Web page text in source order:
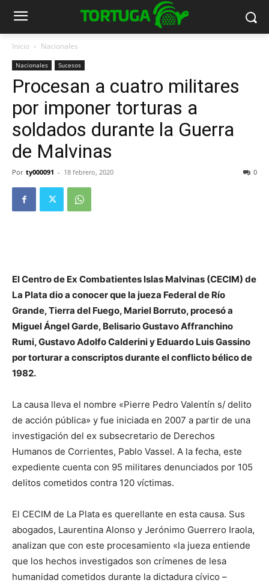
Inicio Nacionales
Nacionales Sucesos
Procesan a cuatro militares
por imponer torturas a
soldados durante la Guerra
de Malvinas
Por ty000091 - 18 febrero, 2020 0
El Centro de Ex Combatientes Islas Malvinas (CECIM) de
La Plata dio a conocer que la jueza Federal de Río
Grande, Tierra del Fuego, Mariel Borruto, procesó a
Miguel Ángel Garde, Belisario Gustavo Affranchino
Rumi, Gustavo Adolfo Calderini y Eduardo Luis Gassino
por torturar a conscriptos durante el conflicto bélico de
1982.
La causa lleva el nombre «Pierre Pedro Valentín s/ delito
de acción pública» y fue iniciada en 2007 a partir de una
investigación del ex subsecretario de Derechos
Humanos de Corrientes, Pablo Vassel. A la fecha, este
expediente cuenta con 95 militares denunciados por 105
delitos cometidos contra 120 víctimas.
El CECIM de La Plata es querellante en esta causa. Sus
abogados, Laurentina Alonso y Jerónimo Guerrero Iraola,
analizan que con este procesamiento «la jueza entiende
que los hechos investigados son crímenes de lesa
humanidad cometidos durante la dictadura cívico –